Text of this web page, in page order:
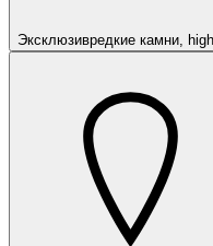
Эксклюзивредкие камни,